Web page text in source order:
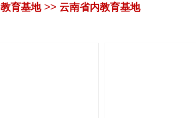
教育基地 >> 云南省内教育基地